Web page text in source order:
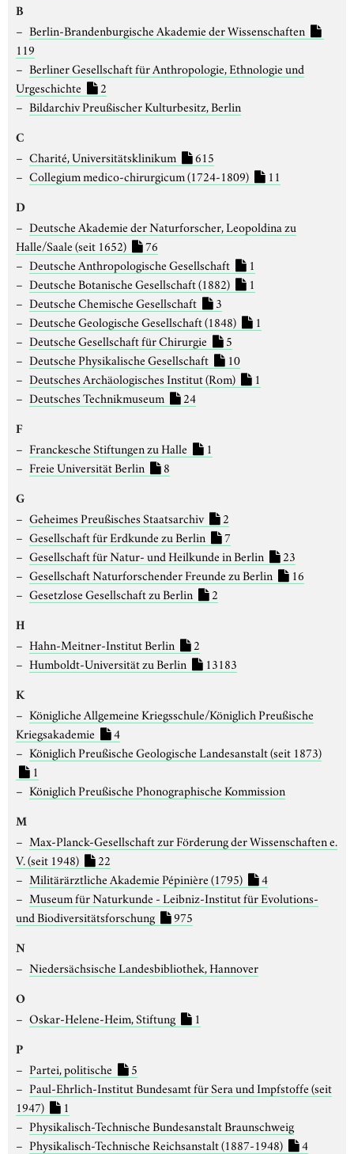
B
Berlin-Brandenburgische Akademie der Wissenschaften
119
Berliner Gesellschaft für Anthropologie, Ethnologie und
Urgeschichte
2
Bildarchiv Preußischer Kulturbesitz, Berlin
C
Charité, Universitätsklinikum
615
Collegium medico-chirurgicum (1724-1809)
11
D
Deutsche Akademie der Naturforscher, Leopoldina zu
Halle/Saale (seit 1652)
76
Deutsche Anthropologische Gesellschaft
1
Deutsche Botanische Gesellschaft (1882)
1
Deutsche Chemische Gesellschaft
3
Deutsche Geologische Gesellschaft (1848)
1
Deutsche Gesellschaft für Chirurgie
5
Deutsche Physikalische Gesellschaft
10
Deutsches Archäologisches Institut (Rom)
1
Deutsches Technikmuseum
24
F
Franckesche Stiftungen zu Halle
1
Freie Universität Berlin
8
G
Geheimes Preußisches Staatsarchiv
2
Gesellschaft für Erdkunde zu Berlin
7
Gesellschaft für Natur- und Heilkunde in Berlin
23
Gesellschaft Naturforschender Freunde zu Berlin
16
Gesetzlose Gesellschaft zu Berlin
2
H
Hahn-Meitner-Institut Berlin
2
Humboldt-Universität zu Berlin
13183
K
Königliche Allgemeine Kriegsschule/Königlich Preußische
Kriegsakademie
4
Königlich Preußische Geologische Landesanstalt (seit 1873)
1
Königlich Preußische Phonographische Kommission
M
Max-Planck-Gesellschaft zur Förderung der Wissenschaften e.
V. (seit 1948)
22
Militärärztliche Akademie Pépinière (1795)
4
Museum für Naturkunde - Leibniz-Institut für Evolutions-
und Biodiversitätsforschung
975
N
Niedersächsische Landesbibliothek, Hannover
O
Oskar-Helene-Heim, Stiftung 1
P
Partei, politische
5
Paul-Ehrlich-Institut Bundesamt für Sera und Impfstoffe (seit
1947)
1
Physikalisch-Technische Bundesanstalt Braunschweig
Physikalisch-Technische Reichsanstalt (1887-1948)
4